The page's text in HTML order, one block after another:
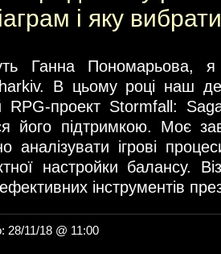
і яку вибрати
Ганна Пономарьова,
В цьому році наш
RPG-проект Stormfall:
його підтримкою. Моє
аналізувати ігрові
настройки балансу.
інструментів
28/11/18 @ 11:00